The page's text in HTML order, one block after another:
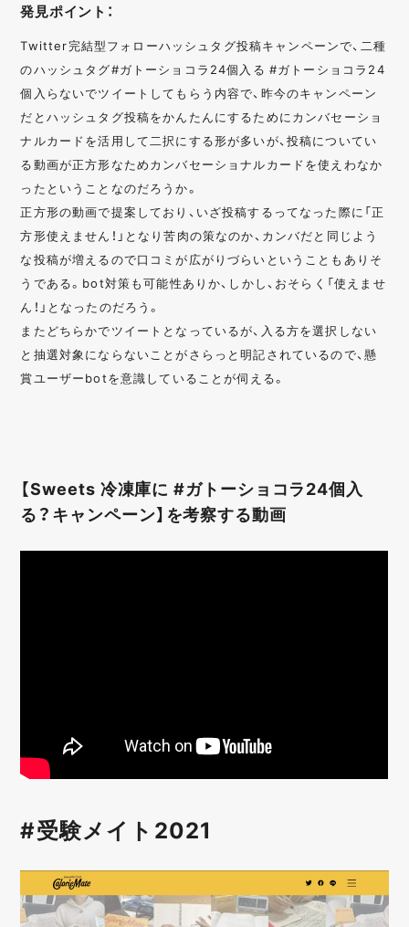
発見ポイント：
Twitter完結型フォローハッシュタグ投稿キャンペーンで、二種
のハッシュタグ#ガトーショコラ24個入る #ガトーショコラ24
個入らないでツイートしてもらう内容で、昨今のキャンペーン
だとハッシュタグ投稿をかんたんにするためにカンバセーショ
ナルカードを活用して二択にする形が多いが、投稿についてい
る動画が正方形なためカンバセーショナルカードを使えわなか
ったということなのだろうか。
正方形の動画で提案しており、いざ投稿するってなった際に「正
方形使えません！」となり苦肉の策なのか、カンバだと同じよう
な投稿が増えるので口コミが広がりづらいということもありそ
うである。bot対策も可能性ありか、しかし、おそらく「使えませ
ん！」となったのだろう。
またどちらかでツイートとなっているが、入る方を選択しない
と抽選対象にならないことがさらっと明記されているので、懸
賞ユーザーbotを意識していることが伺える。
【Sweets 冷凍庫に #ガトーショコラ24個入
る？キャンペーン】を考察する動画
#受験メイト2021